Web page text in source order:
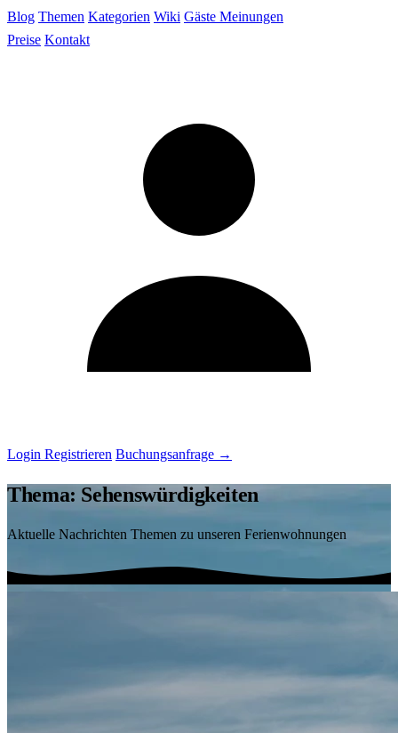
Blog Themen Kategorien Wiki Gäste Meinungen
Preise Kontakt
Login Registrieren Buchungsanfrage →
Thema: Sehenswürdigkeiten
Aktuelle Nachrichten Themen zu unseren Ferienwohnungen